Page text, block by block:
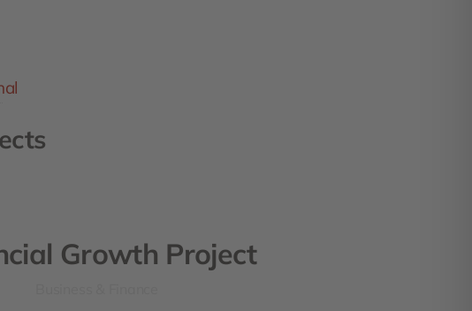
Growth Project